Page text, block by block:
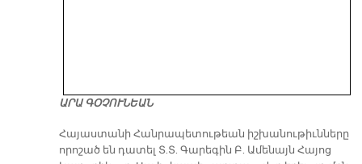
ԱՐԱ ԳՕՉՈՒՆԵԱՆ
​Հայաստանի Հանրապետութեան իշխանութիւնները
որոշած են դատել Տ.Տ. Գարեգին Բ. Ամենայն Հայոց